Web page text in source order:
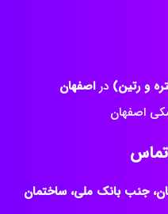
و رتین) دراصفهان
اصفهان
جنب بانک ملی، ساختمان